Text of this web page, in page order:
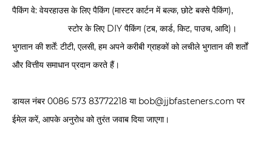
पैकिंग वे: वेयरहाउस के लिए पैकिंग (मास्टर कार्टन में बल्क, छोटे बक्से पैकिंग),
स्टोर के लिए DIY पैकिंग (टब, कार्ड, किट, पाउच, आदि)।
भुगतान की शर्तें: टीटी, एलसी, हम अपने करीबी ग्राहकों को लचीले भुगतान की शर्तों
और वित्तीय समाधान प्रदान करते हैं।
डायल नंबर 0086 573 83772218 या bob@jjbfasteners.com पर
ईमेल करें, आपके अनुरोध को तुरंत जवाब दिया जाएगा।